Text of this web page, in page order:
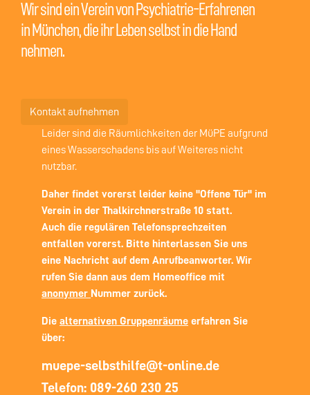
Wir sind ein Verein von Psychiatrie-Erfahrenen
in München, die ihr Leben selbst in die Hand
nehmen.
Kontakt aufnehmen
Leider sind die Räumlichkeiten der MüPE aufgrund
eines Wasserschadens bis auf Weiteres nicht
nutzbar.
Daher findet vorerst leider keine "Offene Tür" im
Verein in der Thalkirchnerstraße 10 statt.
Auch die regulären Telefonsprechzeiten
entfallen vorerst. Bitte hinterlassen Sie uns
eine Nachricht auf dem Anrufbeanworter. Wir
rufen Sie dann aus dem Homeoffice mit
anonymer Nummer zurück.
Die alternativen Gruppenräume erfahren Sie
über:
muepe-selbsthilfe@t-online.de
Telefon: 089-260 230 25